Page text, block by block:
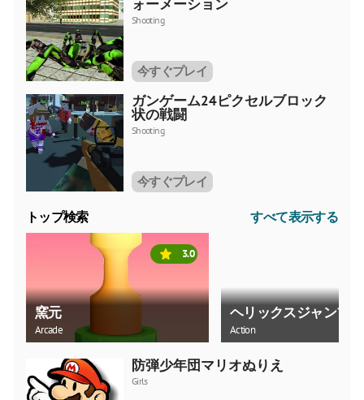
ォーメーション
Shooting
今すぐプレイ
ガンゲーム24ピクセルブロック
状の戦闘
Shooting
今すぐプレイ
トップ検索 すべて表示する
窯元
Arcade
3.0
ヘリックスジャンプ
Action
防弾少年団マリオぬりえ
Girls